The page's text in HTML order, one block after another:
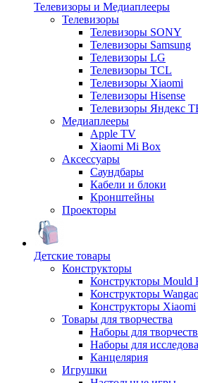
Телевизоры и Медиаплееры
Телевизоры
Телевизоры SONY
Телевизоры Samsung
Телевизоры LG
Телевизоры TCL
Телевизоры Xiaomi
Телевизоры Hisense
Телевизоры Яндекс
Медиаплееры
Apple TV
Xiaomi Mi Box
Аксессуары
Саундбары
Кабели и блоки
Кронштейны
Проекторы
Детские товары
Конструкторы
Конструкторы Mould
Конструкторы
Конструкторы Xiaomi
Товары для творчества
Наборы для
Наборы для
Канцелярия
Игрушки